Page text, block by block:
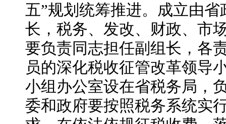
五”规划统筹推进。成立由
长，税务、发改、财政、市
要负责同志担任副组长，各
员的深化税收征管改革领导
小组办公室设在省税务局，
委和政府要按照税务系统实